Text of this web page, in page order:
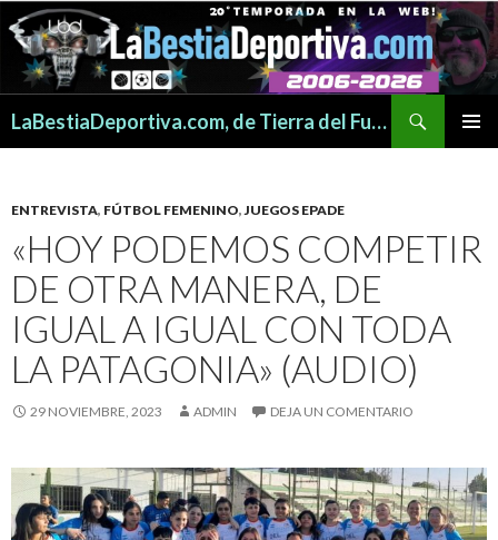
LaBestiaDeportiva.com, de Tierra del Fuego para todo el mundo
ENTREVISTA, FÚTBOL FEMENINO,JUEGOS EPADE
«HOY PODEMOS COMPETIR
DE OTRA MANERA, DE
IGUAL A IGUAL CON TODA
LA PATAGONIA» (AUDIO)
29 NOVIEMBRE, 2023 ADMIN DEJA UN COMENTARIO